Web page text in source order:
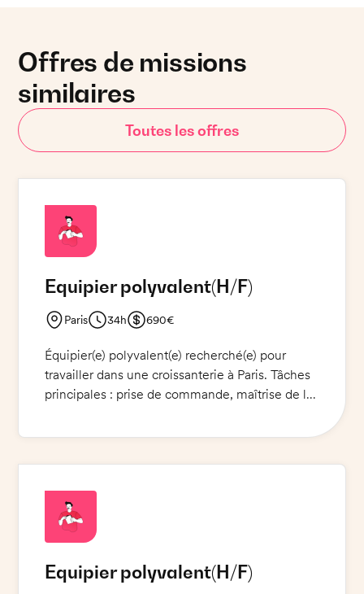
Offres de missions
similaires
Toutes les offres
Equipier polyvalent(H/F)
Paris 34h 690€
Équipier(e) polyvalent(e) recherché(e) pour
travailler dans une croissanterie à Paris. Tâches
principales : prise de commande, maîtrise de la
service client. Une bonne maîtrise de la langue
Equipier polyvalent(H/F)